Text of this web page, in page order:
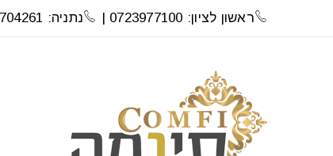
ראשון לציון: 0723977100 | נתניה: 0559704261